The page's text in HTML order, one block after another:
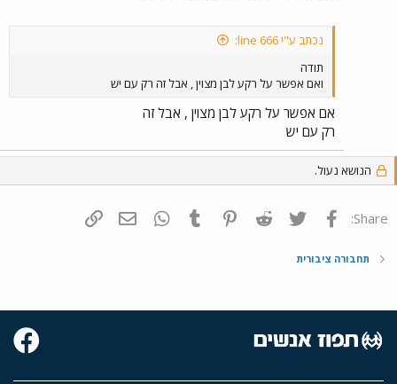
נכתב ע"י line 666:
תודה
ואם אפשר על רקע לבן מצוין , אבל זה רק עם יש
אם אפשר על רקע לבן מצוין , אבל זה
רק עם יש
הנושא נעול.
Share: פייסבוק Twitter
Reddit
Pinterest
Tumblr
WhatsAppדואר אלקטרוני
תחבורה ציבורית